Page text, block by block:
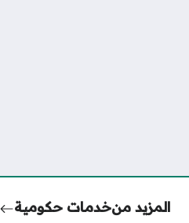
المزيد منخدمات حكومية